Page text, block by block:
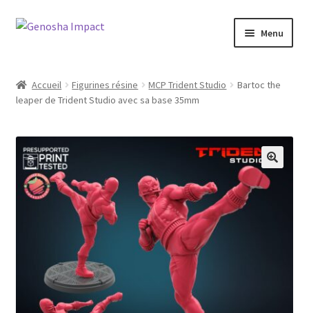
Aller
navigation
Aller
Menu
Cart
Checkout
My account
Accueil Figurines résine MCP Trident Studio
Bartoc the
leaper de Trident Studio avec sa base 35mm